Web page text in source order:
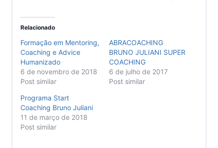
Relacionado
Formação em Mentoring,
Coaching e Advice
Humanizado
6 de novembro de 2018
Post similar
ABRACOACHING
BRUNO JULIANI SUPER
COACHING
6 de julho de 2017
Post similar
Programa Start
Coaching Bruno Juliani
11 de março de 2018
Post similar